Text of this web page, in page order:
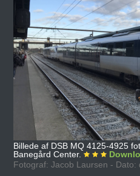
Billede af DSB MQ 4125-4925
Banegård Center.
Fotograf: Jacob Laursen - Dato: